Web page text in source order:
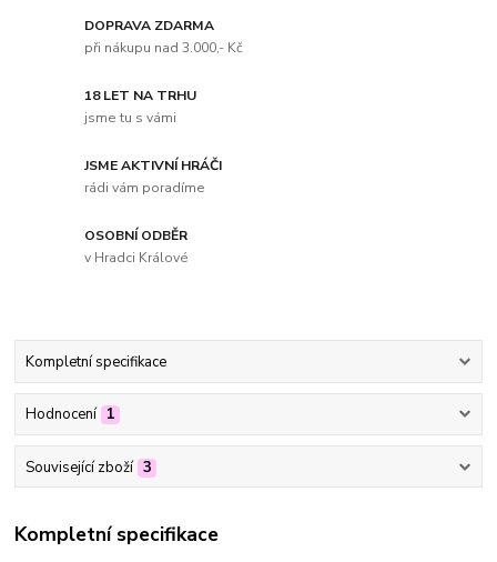
DOPRAVA ZDARMA
při nákupu nad 3.000,- Kč
18 LET NA TRHU
jsme tu s vámi
JSME AKTIVNÍ HRÁČI
rádi vám poradíme
OSOBNÍ ODBĚR
v Hradci Králové
Kompletní specifikace
Hodnocení 1
Související zboží 3
Kompletní specifikace